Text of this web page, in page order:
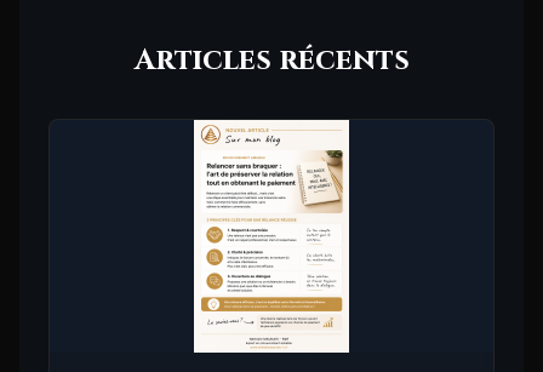
Articles récents